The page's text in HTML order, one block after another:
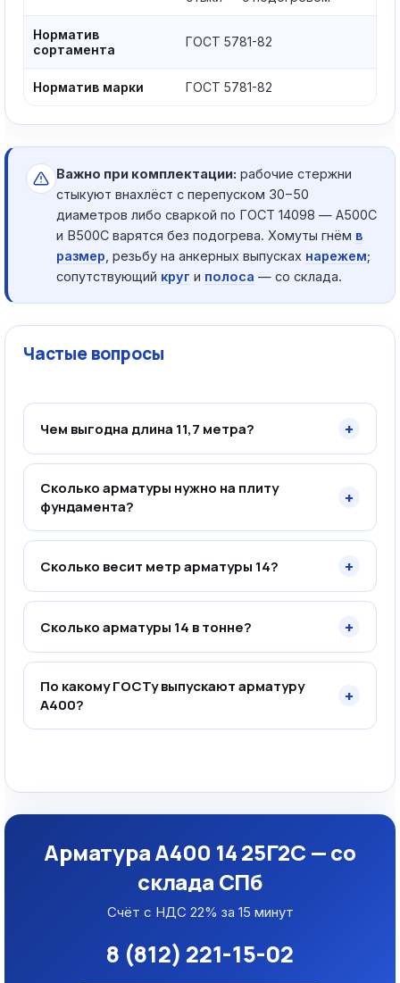
Норматив
сортамента
ГОСТ 5781-82
Норматив марки ГОСТ 5781-82
Важно при комплектации: рабочие стержни
стыкуют внахлёст с перепуском 30−50
диаметров либо сваркой по ГОСТ 14098 — А500С
и В500С варятся без подогрева. Хомуты гнём в
размер , резьбу на анкерных выпусках нарежем;
сопутствующий круг и полоса — со склада.
Частые вопросы
Чем выгодна длина 11,7 метра? +
Сколько арматуры нужно на плиту
фундамента?
+
Сколько весит метр арматуры 14? +
Сколько арматуры 14 в тонне? +
По какому ГОСТу выпускают арматуру
А400?
+
Арматура А400 14 25Г2С — со
склада СПб
Счёт с НДС 22% за 15 минут
8 (812) 221-15-02